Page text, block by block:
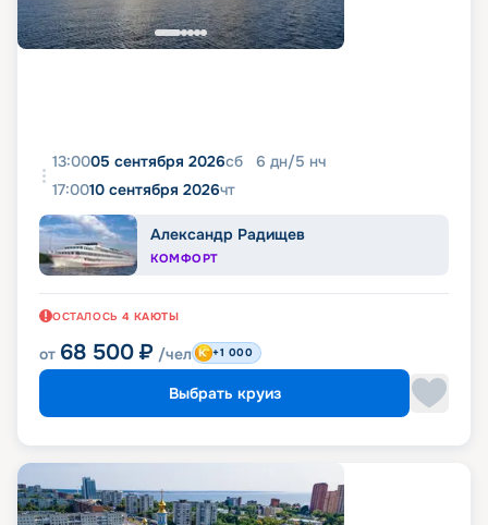
13:0005 сентября 2026сб 6 дн/5 нч
17:0010 сентября 2026чт
Александр Радищев
КОМФОРТ
ОСТАЛОСЬ 4 КАЮТЫ
от 68 500 ₽ /чел +1 000
Выбрать круиз